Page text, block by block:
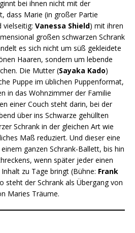
bei ihnen nicht mit der
dass Marie (in großer Partie
vielseitig: Vanessa Shield) mit ihren
großen schwarzen Schrank
es sich nicht um süß gekleidete
Haaren, sondern um lebende
Die Mutter (Sayaka Kado)
Puppe im üblichen Puppenformat,
in das Wohnzimmer der Familie
einer Couch steht darin, bei der
über ins Schwarze gehüllten
Schrank in der gleichen Art wie
Maß reduziert. Und dieser eine
ganzen Schrank-Ballett, bis hin
wenn später jeder einen
zu Tage bringt (Bühne: Frank
steht der Schrank als Übergang von
Maries Träume.